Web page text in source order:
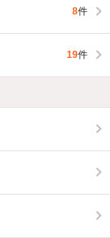
8件
19件